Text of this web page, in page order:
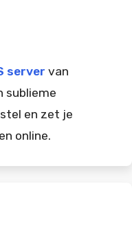
server van
sublieme
en zet je
online.